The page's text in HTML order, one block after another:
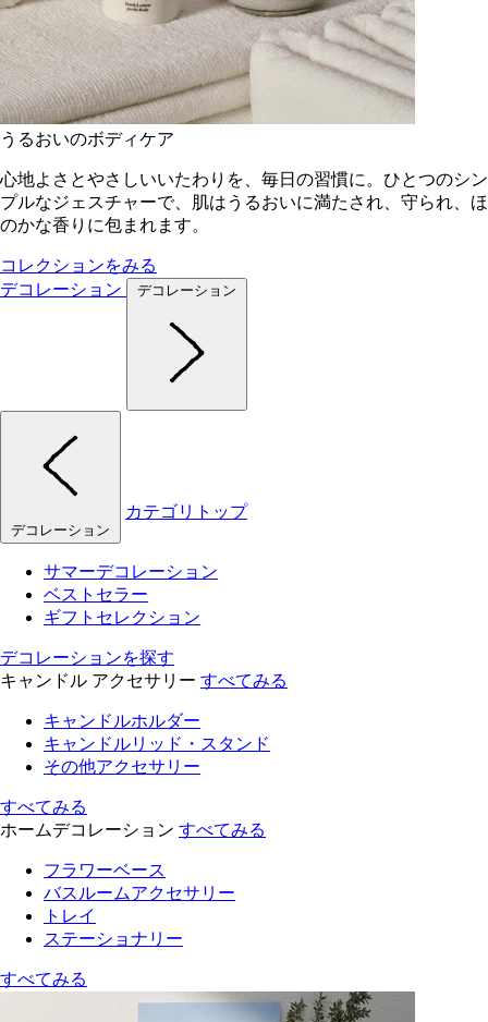
うるおいのボディケア
心地よさとやさしいいたわりを、毎日の習慣に。ひとつのシン
プルなジェスチャーで、肌はうるおいに満たされ、守られ、ほ
のかな香りに包まれます。
コレクションをみる
デコレーション
デコレーション
デコレーション
カテゴリトップ
サマーデコレーション
ベストセラー
ギフトセレクション
デコレーションを探す
キャンドル アクセサリー すべてみる
キャンドルホルダー
キャンドルリッド・スタンド
その他アクセサリー
すべてみる
ホームデコレーション すべてみる
フラワーベース
バスルームアクセサリー
トレイ
ステーショナリー
すべてみる